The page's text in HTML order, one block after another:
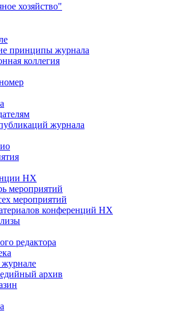
принципы журнала
коллегия
журнала
НХ
мероприятий
мероприятий
конференций НХ
редактора
журнале
архив